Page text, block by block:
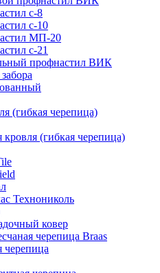
с-8
с-10
МП-20
с-21
профнастил ВИК
(гибкая черепица)
кровля (гибкая черепица)
Технониколь
ковер
черепица Braas
черепица